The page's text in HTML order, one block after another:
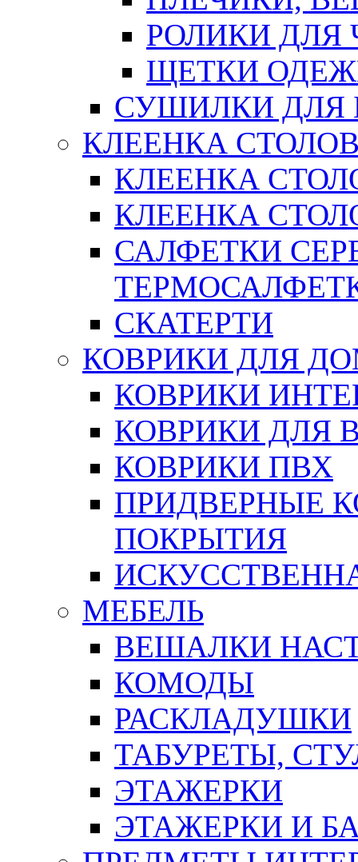
РОЛИКИ ДЛЯ
ЩЕТКИ
СУШИЛКИ ДЛЯ
КЛЕЕНКА
КЛЕЕНКА
КЛЕЕНКА
САЛФЕТКИ
СКАТЕРТИ
КОВРИКИ ДЛЯ
КОВРИКИ
КОВРИКИ ДЛЯ
КОВРИКИ ПВХ
ПРИДВЕРНЫЕ
ПОКРЫТИЯ
МЕБЕЛЬ
ВЕШАЛКИ
КОМОДЫ
РАСКЛАДУШКИ
ТАБУРЕТЫ,
ЭТАЖЕРКИ
ЭТАЖЕРКИ И